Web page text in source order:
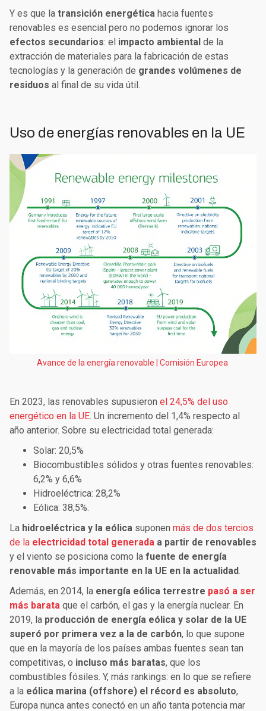
Y es que la transición energética hacia fuentes
renovables es esencial pero no podemos ignorar los
efectos secundarios: el impacto ambiental de la
extracción de materiales para la fabricación de estas
tecnologías y la generación de grandes volúmenes de
residuos al final de su vida útil.
Uso de energías renovables en la UE
Avance de la energía renovable | Comisión Europea
En 2023, las renovables supusieron el 24,5% del uso
energético en la UE. Un incremento del 1,4% respecto al
año anterior. Sobre su electricidad total generada:
Solar: 20,5%
Biocombustibles sólidos y otras fuentes renovables:
6,2% y 6,6%
Hidroeléctrica: 28,2%
Eólica: 38,5%.
La hidroeléctrica y la eólica suponen más de dos tercios
de la electricidad total generada a partir de renovables
y el viento se posiciona como la fuente de energía
renovable más importante en la UE en la actualidad.
Además, en 2014, la energía eólica terrestre pasó a ser
más barata que el carbón, el gas y la energía nuclear. En
2019, la producción de energía eólica y solar de la UE
superó por primera vez a la de carbón, lo que supone
que en la mayoría de los países ambas fuentes sean tan
competitivas, o incluso más baratas, que los
combustibles fósiles. Y, más rankings: en lo que se refiere
a la eólica marina (offshore) el récord es absoluto,
Europa nunca antes conectó en un año tanta potencia mar